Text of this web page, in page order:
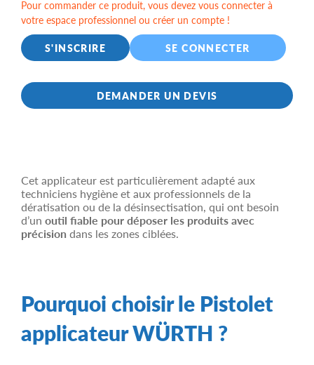
Pour commander ce produit, vous devez vous connecter à
votre espace professionnel ou créer un compte !
S'INSCRIRE
SE CONNECTER
DEMANDER UN DEVIS
Cet applicateur est particulièrement adapté aux
techniciens hygiène et aux professionnels de la
dératisation ou de la désinsectisation, qui ont besoin
d’un outil fiable pour déposer les produits avec
précision dans les zones ciblées.
Pourquoi choisir le Pistolet
applicateur WÜRTH ?